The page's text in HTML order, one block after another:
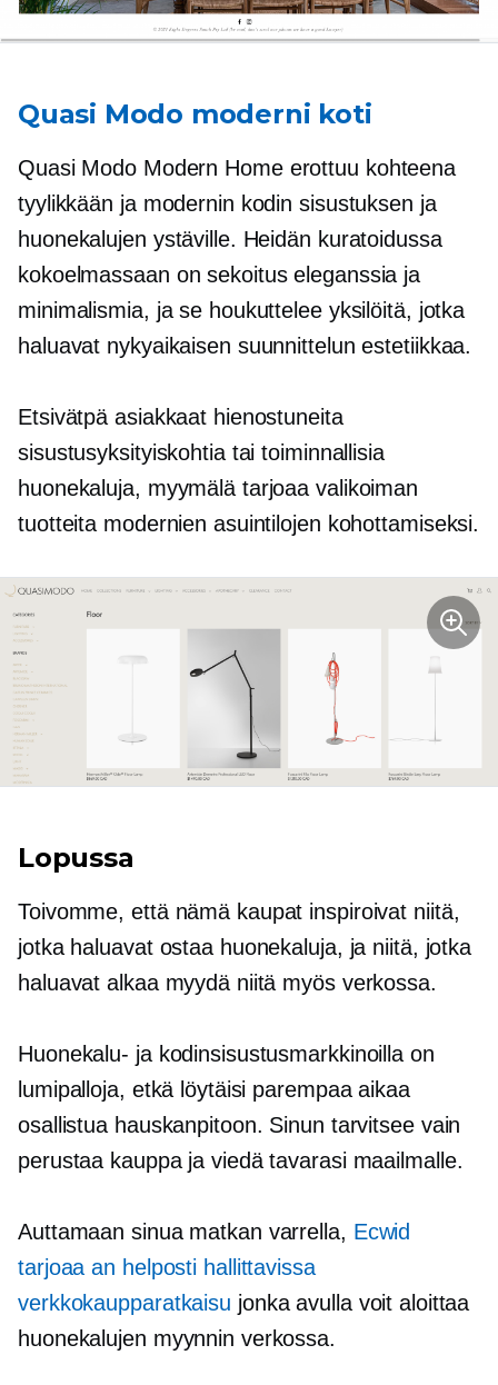
Quasi Modo moderni koti
Quasi Modo Modern Home erottuu kohteena
tyylikkään ja modernin kodin sisustuksen ja
huonekalujen ystäville. Heidän kuratoidussa
kokoelmassaan on sekoitus eleganssia ja
minimalismia, ja se houkuttelee yksilöitä, jotka
haluavat nykyaikaisen suunnittelun estetiikkaa.
Etsivätpä asiakkaat hienostuneita
sisustusyksityiskohtia tai toiminnallisia
huonekaluja, myymälä tarjoaa valikoiman
tuotteita modernien asuintilojen kohottamiseksi.
Lopussa
Toivomme, että nämä kaupat inspiroivat niitä,
jotka haluavat ostaa huonekaluja, ja niitä, jotka
haluavat alkaa myydä niitä myös verkossa.
Huonekalu- ja kodinsisustusmarkkinoilla on
lumipalloja, etkä löytäisi parempaa aikaa
osallistua hauskanpitoon. Sinun tarvitsee vain
perustaa kauppa ja viedä tavarasi maailmalle.
Auttamaan sinua matkan varrella, Ecwid
tarjoaa an helposti hallittavissa
verkkokaupparatkaisu jonka avulla voit aloittaa
huonekalujen myynnin verkossa.